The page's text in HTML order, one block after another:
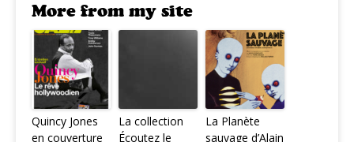
More from my site
Quincy Jones
en couverture
La collection
Écoutez le
La Planète
sauvage d’Alain